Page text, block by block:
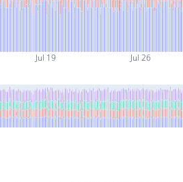
Jul 19 Jul 26